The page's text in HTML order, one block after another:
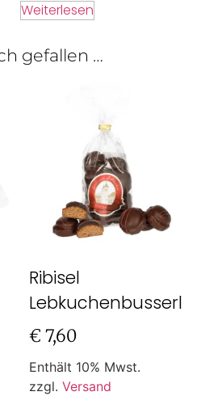
Weiterlesen
gefallen …
Ribisel
Lebkuchenbusserl
€ 7,60
Enthält 10% Mwst.
zzgl. Versand